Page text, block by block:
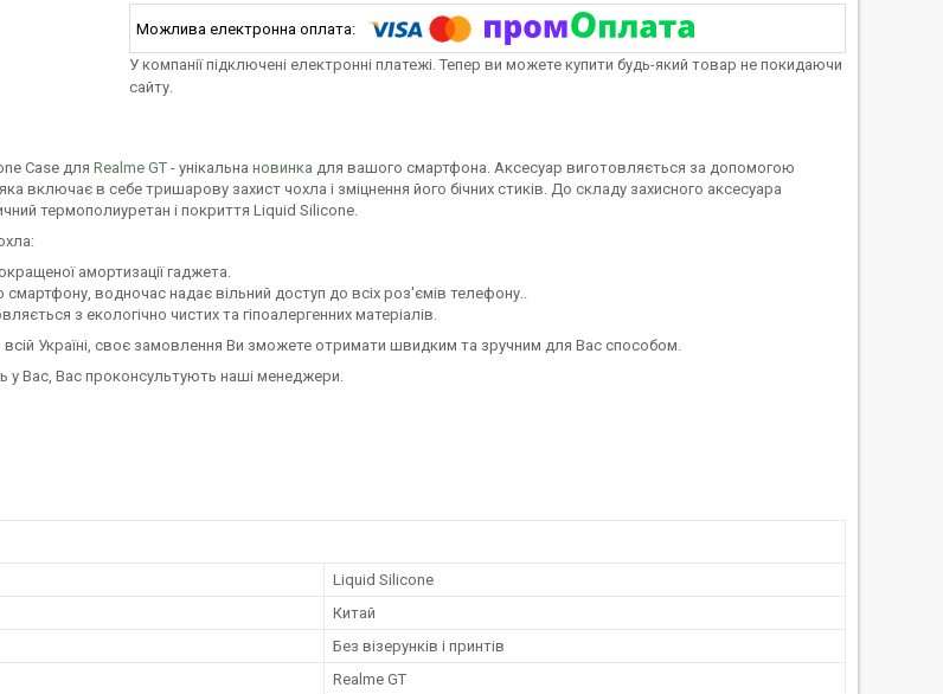
У компанії підключені електронні платежі. Тепер ви можете купити будь-який товар не покидаючи
сайту.
Case для Realme GT - унікальна новинка для вашого смартфона. Аксесуар виготовляється за допомогою
включає в себе тришарову захист чохла і зміцнення його бічних стиків. До складу захисного аксесуара
термополиуретан і покриття Liquid Silicone.
амортизації гаджета.
водночас надає вільний доступ до всіх роз'ємів телефону..
з екологічно чистих та гіпоалергенних матеріалів.
Україні, своє замовлення Ви зможете отримати швидким та зручним для Вас способом.
у Вас, Вас проконсультують наші менеджери.
Liquid Silicone
Китай
Без візерунків і принтів
Realme GT